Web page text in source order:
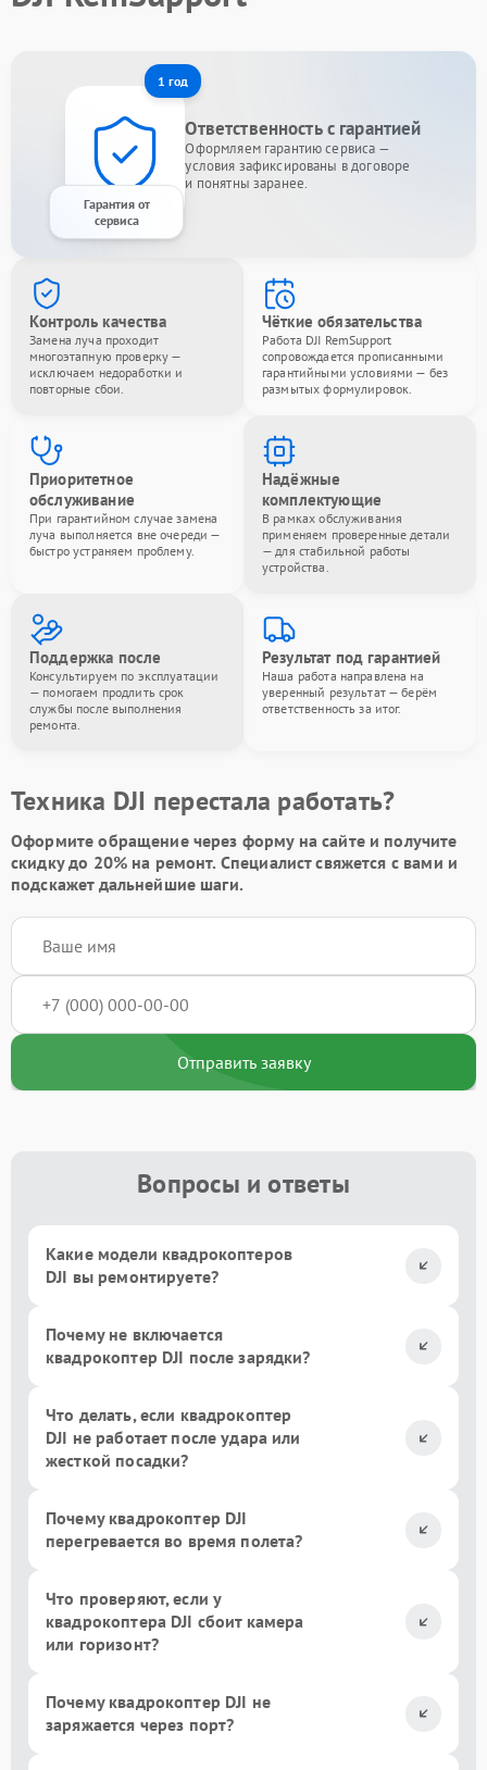
1 год
Гарантия от
сервиса
Ответственность с гарантией
Оформляем гарантию сервиса —
условия зафиксированы в договоре
и понятны заранее.
Контроль качества
Замена луча проходит
многоэтапную проверку —
исключаем недоработки и
повторные сбои.
Чёткие обязательства
Работа DJI RemSupport
сопровождается прописанными
гарантийными условиями — без
размытых формулировок.
Приоритетное
обслуживание
При гарантийном случае замена
луча выполняется вне очереди —
быстро устраняем проблему.
Надёжные
комплектующие
В рамках обслуживания
применяем проверенные детали
— для стабильной работы
устройства.
Поддержка после
Консультируем по эксплуатации
— помогаем продлить срок
службы после выполнения
ремонта.
Результат под гарантией
Наша работа направлена на
уверенный результат — берём
ответственность за итог.
Техника DJI перестала работать?
Оформите обращение через форму на сайте и получите
скидку до 20%на ремонт. Специалист свяжется с вами и
подскажет дальнейшие шаги.
Отправить заявку
Вопросы и ответы
Какие модели квадрокоптеров
DJI вы ремонтируете?
Почему не включается
квадрокоптер DJI после зарядки?
Что делать, если квадрокоптер
DJI не работает после удара или
жесткой посадки?
Почему квадрокоптер DJI
перегревается во время полета?
Что проверяют, если у
квадрокоптера DJI сбоит камера
или горизонт?
Почему квадрокоптер DJI не
заряжается через порт?